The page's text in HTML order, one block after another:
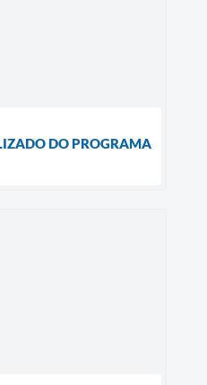
DO PROGRAMA